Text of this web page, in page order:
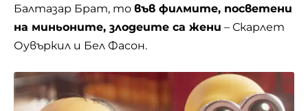
Балтазар Брат, то във филмите, посветени
на миньоните, злодеите са жени – Скарлет
Оувъркил и Бел Фасон.